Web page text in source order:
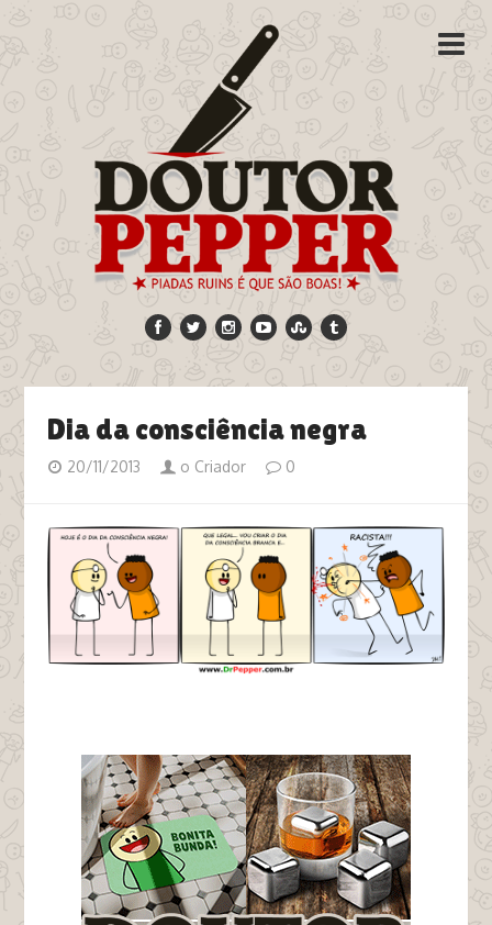
Dia da consciência negra
20/11/2013 o Criador 0